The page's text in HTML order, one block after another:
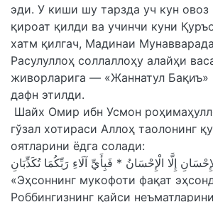
эди. У киши шу тарзда уч кун овоз
қироат қилди ва учинчи куни
хатм қилгач, Мадинаи
Расулуллоҳ соллаллоҳу алайҳи
живорларига — «Жаннатул Бақиъ»
дафн этилди.
Шайх Омир ибн Усмон
гўзал хотираси Аллоҳ таолонинг
оятларини ёдга солади:
إِلَّا الْإِحْسَانُ * فَبِأَيِّ آلَاءِ رَبِّكُمَا تُكَذِّبَانِ
«Эҳсоннинг мукофоти фақат
Роббингизнинг қайси